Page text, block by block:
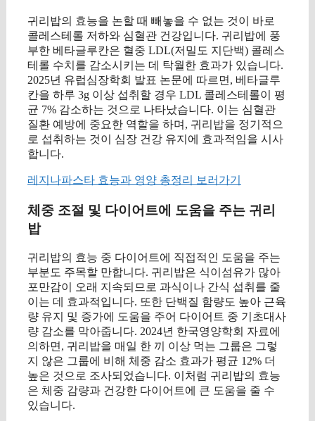
귀리밥의 효능을 논할 때 빼놓을 수 없는 것이 바로
콜레스테롤 저하와 심혈관 건강입니다. 귀리밥에 풍
부한 베타글루칸은 혈중 LDL(저밀도 지단백) 콜레스
테롤 수치를 감소시키는 데 탁월한 효과가 있습니다.
2025년 유럽심장학회 발표 논문에 따르면, 베타글루
칸을 하루 3g 이상 섭취할 경우 LDL 콜레스테롤이 평
균 7% 감소하는 것으로 나타났습니다. 이는 심혈관
질환 예방에 중요한 역할을 하며, 귀리밥을 정기적으
로 섭취하는 것이 심장 건강 유지에 효과적임을 시사
합니다.
레지나파스타 효능과 영양 총정리 보러가기
체중 조절 및 다이어트에 도움을 주는 귀리
밥
귀리밥의 효능 중 다이어트에 직접적인 도움을 주는
부분도 주목할 만합니다. 귀리밥은 식이섬유가 많아
포만감이 오래 지속되므로 과식이나 간식 섭취를 줄
이는 데 효과적입니다. 또한 단백질 함량도 높아 근육
량 유지 및 증가에 도움을 주어 다이어트 중 기초대사
량 감소를 막아줍니다. 2024년 한국영양학회 자료에
의하면, 귀리밥을 매일 한 끼 이상 먹는 그룹은 그렇
지 않은 그룹에 비해 체중 감소 효과가 평균 12% 더
높은 것으로 조사되었습니다. 이처럼 귀리밥의 효능
은 체중 감량과 건강한 다이어트에 큰 도움을 줄 수
있습니다.